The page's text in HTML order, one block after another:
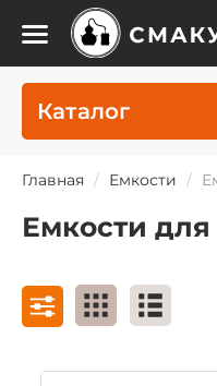
Каталог
Главная Емкости
Емкости